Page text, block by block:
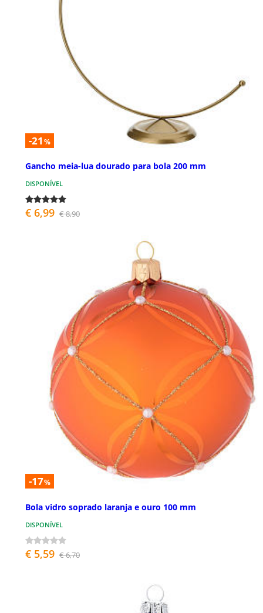
-21 %
Gancho meia-lua dourado para bola 200 mm
DISPONÍVEL
€ 6,99 € 8,90
-17%
Bola vidro soprado laranja e ouro 100 mm
DISPONÍVEL
€ 5,59 € 6,70